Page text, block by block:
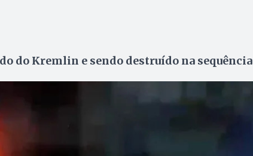
do Kremlin e sendo destruído na sequência